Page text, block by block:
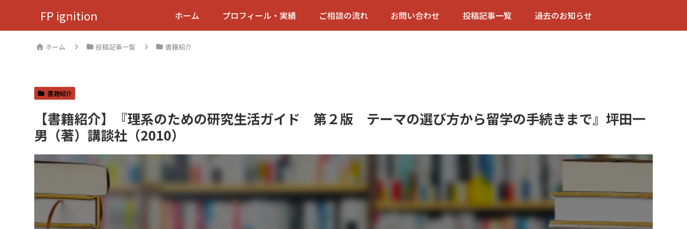
FP ignition ホーム プロフィール・実績 ご相談の流れ お問い合わせ 投稿記事一覧 過去のお知らせ
ホーム 投稿記事一覧 書籍紹介
書籍紹介
【書籍紹介】『理系のための研究生活ガイド 第２版 テーマの選び方から留学の手続きまで』坪田一
男（著）講談社（2010）